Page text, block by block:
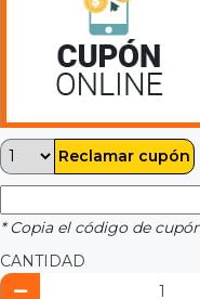
Reclamar cupón
* Copia el código de
CANTIDAD